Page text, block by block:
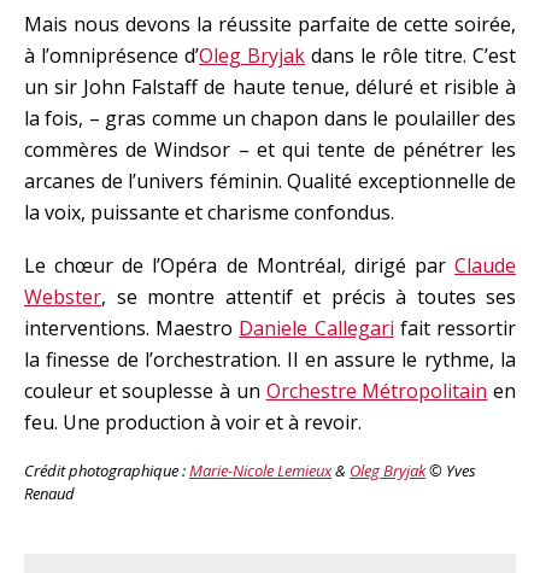
Mais nous devons la réussite parfaite de cette soirée,
à l’omniprésence d’Oleg Bryjak dans le rôle titre. C’est
un sir John Falstaff de haute tenue, déluré et risible à
la fois, – gras comme un chapon dans le poulailler des
commères de Windsor – et qui tente de pénétrer les
arcanes de l’univers féminin. Qualité exceptionnelle de
la voix, puissante et charisme confondus.
Le chœur de l’Opéra de Montréal, dirigé par Claude
Webster, se montre attentif et précis à toutes ses
interventions. Maestro Daniele Callegari fait ressortir
la finesse de l’orchestration. Il en assure le rythme, la
couleur et souplesse à un Orchestre Métropolitain en
feu. Une production à voir et à revoir.
Crédit photographique :Marie-Nicole Lemieux& Oleg Bryjak© Yves
Renaud